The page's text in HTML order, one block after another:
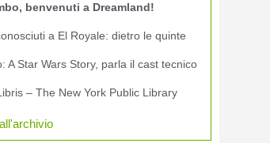
benvenuti a Dreamland!
a El Royale: dietro le quinte
A Star Wars Story, parla il cast tecnico
– The New York Public Library